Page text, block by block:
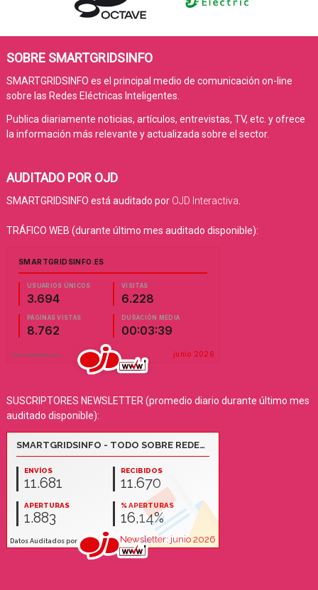
SOBRE SMARTGRIDSINFO
SMARTGRIDSINFO es el principal medio de comunicación on-line
sobre las Redes Eléctricas Inteligentes.
Publica diariamente noticias, artículos, entrevistas, TV, etc. y ofrece
la información más relevante y actualizada sobre el sector.
AUDITADO POR OJD
SMARTGRIDSINFO está auditado por OJD Interactiva
TRÁFICO WEB (durante último mes auditado disponible):
SUSCRIPTORES NEWSLETTER (promedio diario durante último mes
auditado disponible):